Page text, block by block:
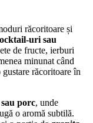
răcoritoare și
uri sau
de fructe, ierburi
minunat când
gustare răcoritoare în
porc, unde
o aromă subtilă.